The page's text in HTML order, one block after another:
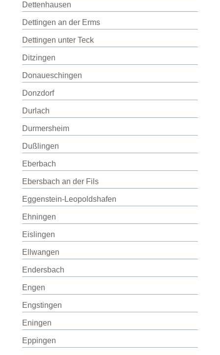
Dettenhausen
Dettingen an der Erms
Dettingen unter Teck
Ditzingen
Donaueschingen
Donzdorf
Durlach
Durmersheim
Dußlingen
Eberbach
Ebersbach an der Fils
Eggenstein-Leopoldshafen
Ehningen
Eislingen
Ellwangen
Endersbach
Engen
Engstingen
Eningen
Eppingen